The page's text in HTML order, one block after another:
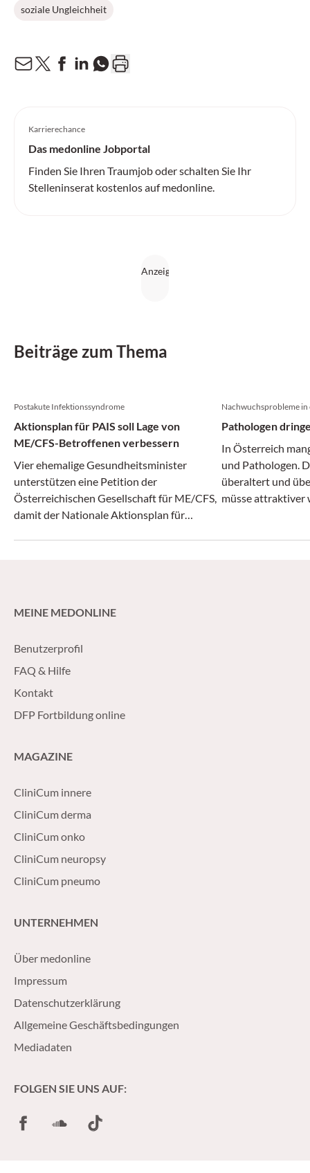
soziale Ungleichheit
Karrierechance
Das medonline Jobportal
Finden Sie Ihren Traumjob oder schalten Sie Ihr
Stelleninserat kostenlos auf medonline.
Beiträge zum Thema
Postakute Infektionssyndrome
Aktionsplan für PAIS soll Lage von
ME/CFS-Betroffenen verbessern
Vier ehemalige Gesundheitsminister
unterstützen eine Petition der
Österreichischen Gesellschaft für ME/CFS,
damit der Nationale Aktionsplan für
Nachwuchsprobleme
Pathologen
In Österreich
und Pathologen.
überaltert und
müsse attraktiver
MEINE MEDONLINE
Benutzerprofil
FAQ & Hilfe
Kontakt
DFP Fortbildung online
MAGAZINE
CliniCum innere
CliniCum derma
CliniCum onko
CliniCum neuropsy
CliniCum pneumo
UNTERNEHMEN
Über medonline
Impressum
Datenschutzerklärung
Allgemeine Geschäftsbedingungen
Mediadaten
FOLGEN SIE UNS AUF:
FacebookSoundCloud
TikTok